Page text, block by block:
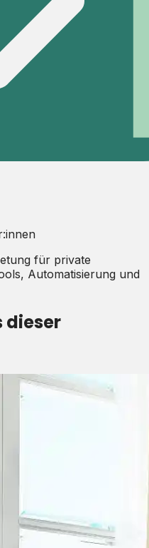
für private
Automatisierung und
dieser